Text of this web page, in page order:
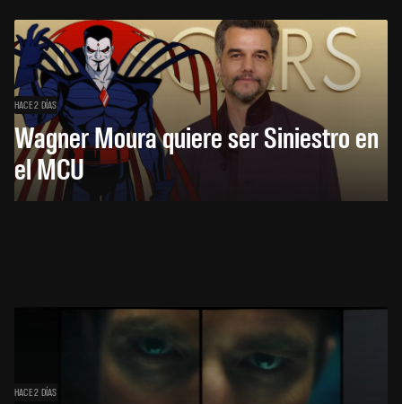
HACE 2 DÍAS
Wagner Moura quiere ser Siniestro en
el MCU
HACE 2 DÍAS